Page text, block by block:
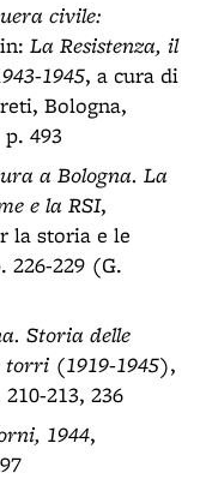
civile:
La Resistenza, il
1945, a cura di
Bologna,
493
a Bologna. La
e la RSI,
la storia e le
226-229 (G.
Storia delle
torri (1919-1945),
213, 236
1944,